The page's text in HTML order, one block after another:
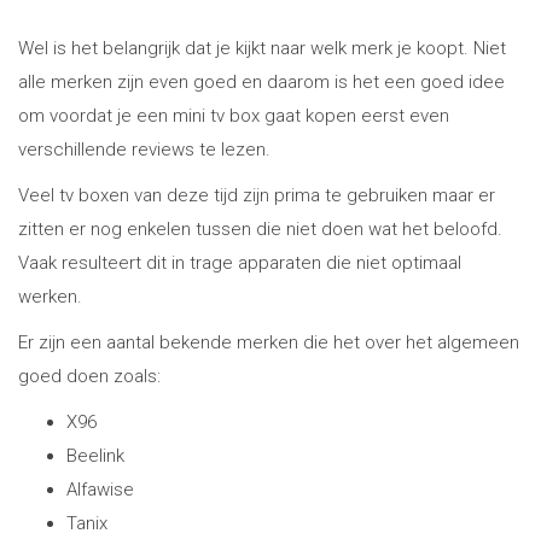
Wel is het belangrijk dat je kijkt naar welk merk je koopt. Niet
alle merken zijn even goed en daarom is het een goed idee
om voordat je een mini tv box gaat kopen eerst even
verschillende reviews te lezen.
Veel tv boxen van deze tijd zijn prima te gebruiken maar er
zitten er nog enkelen tussen die niet doen wat het beloofd.
Vaak resulteert dit in trage apparaten die niet optimaal
werken.
Er zijn een aantal bekende merken die het over het algemeen
goed doen zoals:
X96
Beelink
Alfawise
Tanix